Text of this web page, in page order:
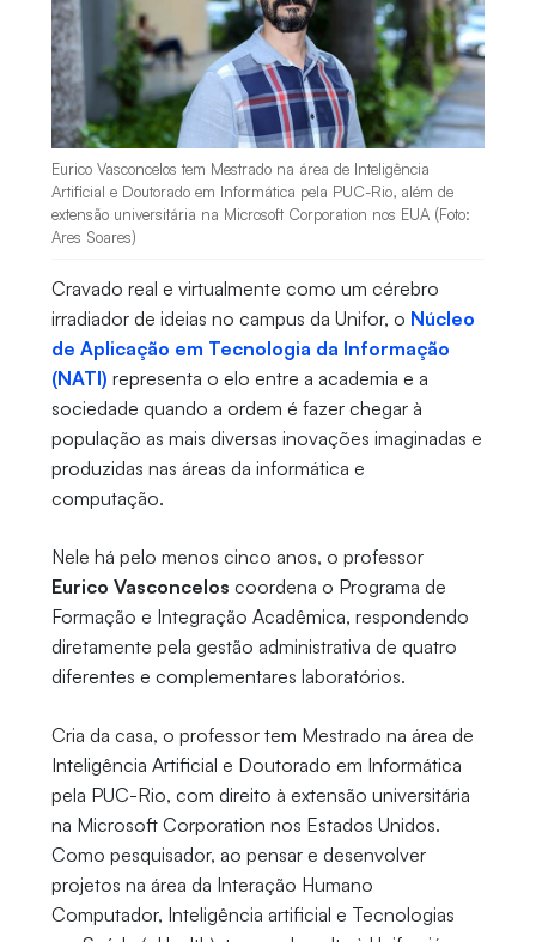
Eurico Vasconcelos tem Mestrado na área de Inteligência
Artificial e Doutorado em Informática pela PUC-Rio, além de
extensão universitária na Microsoft Corporation nos EUA (Foto:
Ares Soares)
Cravado real e virtualmente como um cérebro
irradiador de ideias no campus da Unifor, o Núcleo
de Aplicação em Tecnologia da Informação
(NATI) representa o elo entre a academia e a
sociedade quando a ordem é fazer chegar à
população as mais diversas inovações imaginadas e
produzidas nas áreas da informática e
computação.
Nele há pelo menos cinco anos, o professor
Eurico Vasconcelos coordena o Programa de
Formação e Integração Acadêmica, respondendo
diretamente pela gestão administrativa de quatro
diferentes e complementares laboratórios.
Cria da casa, o professor tem Mestrado na área de
Inteligência Artificial e Doutorado em Informática
pela PUC-Rio, com direito à extensão universitária
na Microsoft Corporation nos Estados Unidos.
Como pesquisador, ao pensar e desenvolver
projetos na área da Interação Humano
Computador, Inteligência artificial e Tecnologias